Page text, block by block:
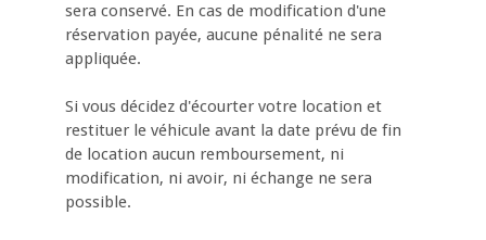
sera conservé. En cas de modification d'une
réservation payée, aucune pénalité ne sera
appliquée.
Si vous décidez d'écourter votre location et
restituer le véhicule avant la date prévu de fin
de location aucun remboursement, ni
modification, ni avoir, ni échange ne sera
possible.